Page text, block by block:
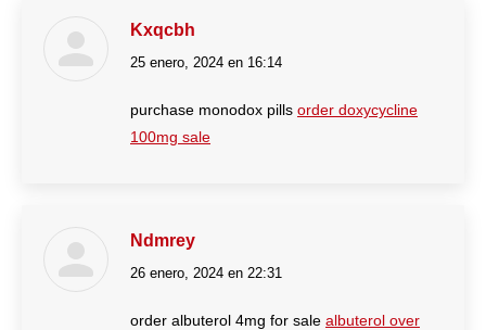
Kxqcbh
dice:
25 enero, 2024 en 16:14
purchase monodox pills order doxycycline
100mg sale
Ndmrey
dice:
26 enero, 2024 en 22:31
order albuterol 4mg for sale albuterol over